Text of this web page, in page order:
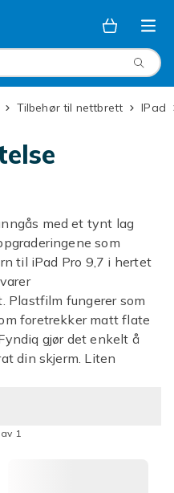
Tilbehør til nettbrett iPad
med et tynt lag
som
til iPad Pro 9,7 i hertet
Plastfilm fungerer som
foretrekker matt flate
gjør det enkelt å
din skjerm. Liten
1